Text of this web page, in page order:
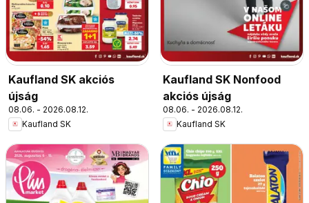
Kaufland SK akciós
újság
08.06. - 2026.08.12.
Kaufland SK
Kaufland SK Nonfood
akciós újság
08.06. - 2026.08.12.
Kaufland SK